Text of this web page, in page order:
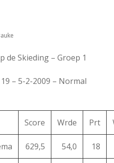
I
II
III
facebook
instagram
de Skieding – Groep 1
– 5-2-2009 – Normal
Score Wrde Prt
629,5 54,0 18